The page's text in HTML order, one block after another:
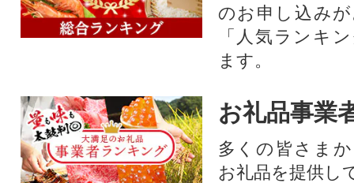
のお申し込み
「人気ランキ
ます。
お礼品事業
多くの皆さま
お礼品を提供し